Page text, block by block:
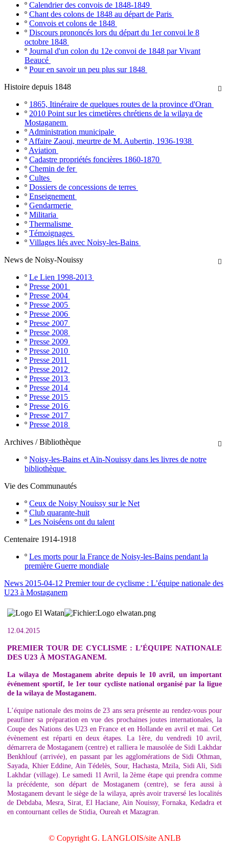
º Calendrier des convois de 1848-1849
º Chant des colons de 1848 au départ de Paris
º Convois et colons de 1848
º Discours prononcés lors du départ du 1er convoi le 8
octobre 1848
º Journal d'un colon du 12e convoi de 1848 par Vivant
Beaucé
º Pour en savoir un peu plus sur 1848

Histoire depuis 1848
º 1865, Itinéraire de quelques routes de la province d'Oran
º 2010 Point sur les cimetières chrétiens de la wilaya de
Mostaganem
º Administration municipale
º Affaire Zaoui, meurtre de M. Aubertin, 1936-1938
º Aviation
º Cadastre propriétés foncières 1860-1870
º Chemin de fer
º Cultes
º Dossiers de concessions de terres
º Enseignement
º Gendarmerie
º Militaria
º Thermalisme
º Témoignages
º Villages liés avec Noisy-les-Bains

News de Noisy-Nouissy
º Le Lien 1998-2013
º Presse 2001
º Presse 2004
º Presse 2005
º Presse 2006
º Presse 2007
º Presse 2008
º Presse 2009
º Presse 2010
º Presse 2011
º Presse 2012
º Presse 2013
º Presse 2014
º Presse 2015
º Presse 2016
º Presse 2017
º Presse 2018

Archives / Bibliothèque
º Noisy-les-Bains et Aïn-Nouissy dans les livres de notre
bibliothèque
Vie des Communautés
º Ceux de Noisy Nouissy sur le Net
º Club quarante-huit
º Les Noiséens ont du talent
Centenaire 1914-1918
º Les morts pour la France de Noisy-les-Bains pendant la
première Guerre mondiale
News 2015-04-12 Premier tour de cyclisme : L’équipe nationale des
U23 à Mostaganem
12.04.2015
PREMIER TOUR DE CYCLISME : L’ÉQUIPE NATIONALE
DES U23 À MOSTAGANEM.
La wilaya de Mostaganem abrite depuis le 10 avril, un important
événement sportif, le 1er tour cycliste national organisé par la ligue
de la wilaya de Mostaganem.
L’équipe nationale des moins de 23 ans sera présente au rendez-vous pour
peaufiner sa préparation en vue des prochaines joutes internationales, la
Coupe des Nations des U23 en France et en Hollande en avril et mai. Cet
évènement est réparti en deux étapes. La 1ère, du vendredi 10 avril,
démarrera de Mostaganem (centre) et ralliera le mausolée de Sidi Lakhdar
Benkhlouf (arrivée), en passant par les agglomérations de Sidi Othman,
Sayada, Khier Eddine, Ain Tédelès, Sour, Hachasta, Mzila, Sidi Ali, Sidi
Lakhdar (village). Le samedi 11 Avril, la 2ème étape qui prendra comme
la précédente, son départ de Mostaganem (centre), se fera aussi à
Mostaganem devant le siège de la wilaya, après avoir traversé les localités
de Debdaba, Mesra, Sirat, El Haciane, Ain Nouissy, Fornaka, Kedadra et
en contournant celles de Stidia, Oureah et Mazagran.
© Copyright G. LANGLOIS/site ANLB